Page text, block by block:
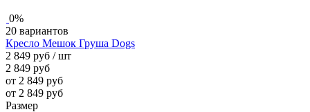
0%
20 вариантов
Кресло Мешок Груша Dogs
2 849 руб / шт
2 849 руб
от 2 849 руб
от 2 849 руб
Размер